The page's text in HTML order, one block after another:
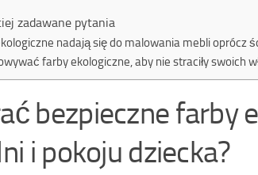
zadawane pytania
nadają się do malowania mebli oprócz
farby ekologiczne, aby nie straciły swoich
bezpieczne farby
i pokoju dziecka?